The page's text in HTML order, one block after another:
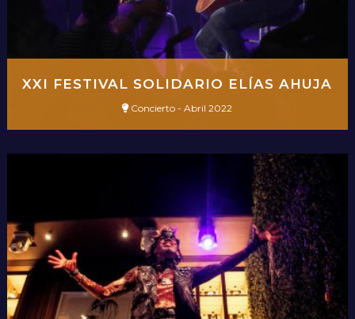
XXI FESTIVAL SOLIDARIO ELÍAS AHUJA
Concierto - Abril 2022